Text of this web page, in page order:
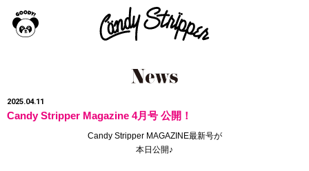
2025.04.11
Candy Stripper Magazine 4月号 公開！
Candy Stripper MAGAZINE最新号が
本日公開♪